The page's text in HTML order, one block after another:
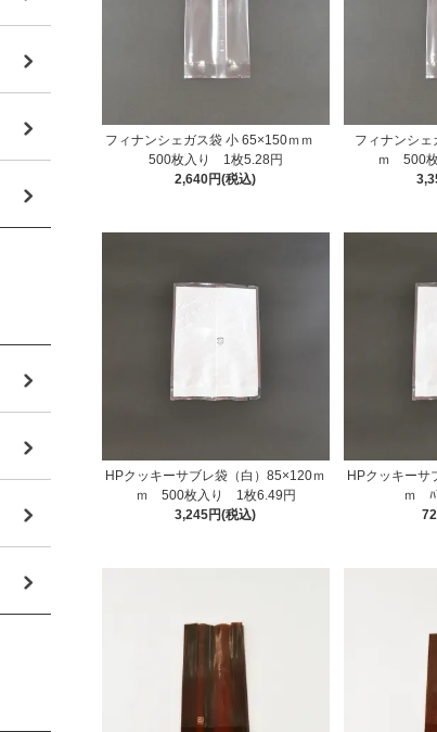
フィナンシェガス袋 小 65×150ｍｍ
500枚入り 1枚5.28円
2,640円(税込)
フィナンシ
ｍ 500
HPクッキーサブレ袋（白）85×120ｍ
ｍ 500枚入り 1枚6.49円
3,245円(税込)
HPクッキーサ
ｍ ﾊ